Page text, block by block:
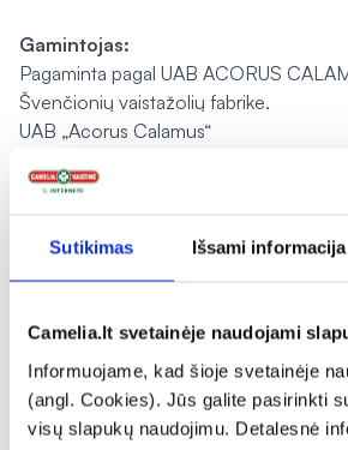
Sutikimas Išsami informacija
Camelia.lt svetainėje naudojami
Informuojame, kad šioje svetainėje
(angl. Cookies). Jūs galite pasirinkti
visų slapukų naudojimu. Detalesnė
Gamintojas:
Pagaminta pagal UAB ACORUS
Švenčionių vaistažolių fabrike.
UAB „Acorus Calamus“
Tel.: +370 618 17605
Pranešti apie klaidą prekės aprašyme
Sudedamosios dalys